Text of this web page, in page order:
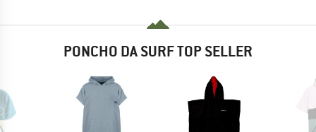
PONCHO DA SURF TOP SELLER